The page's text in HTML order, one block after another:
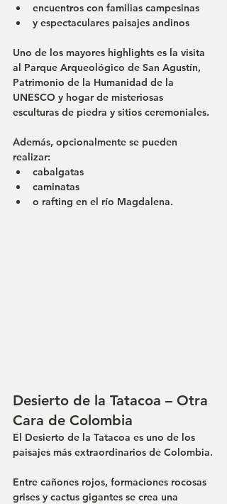
encuentros con familias campesinas
y espectaculares paisajes andinos
Uno de los mayores highlights es la visita
al Parque Arqueológico de San Agustín,
Patrimonio de la Humanidad de la
UNESCO y hogar de misteriosas
esculturas de piedra y sitios ceremoniales.
Además, opcionalmente se pueden
realizar:
cabalgatas
caminatas
o rafting en el río Magdalena.
Desierto de la Tatacoa – Otra
Cara de Colombia
El Desierto de la Tatacoa es uno de los
paisajes más extraordinarios de Colombia.
Entre cañones rojos, formaciones rocosas
grises y cactus gigantes se crea una